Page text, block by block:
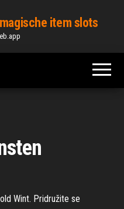
item slots
Wint. Pridružite se